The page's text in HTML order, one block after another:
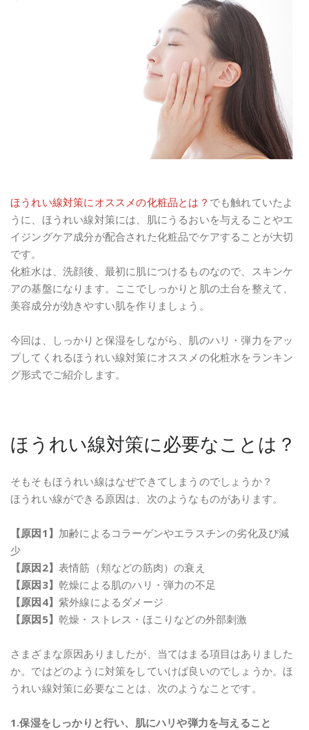
ほうれい線対策にオススメの化粧品とは？ でも触れていたよ
うに、ほうれい線対策には、肌にうるおいを与えることやエ
イジングケア成分が配合された化粧品でケアすることが大切
です。
化粧水は、洗顔後、最初に肌につけるものなので、スキンケ
アの基盤になります。ここでしっかりと肌の土台を整えて、
美容成分が効きやすい肌を作りましょう。
今回は、しっかりと保湿をしながら、肌のハリ・弾力をアッ
プしてくれるほうれい線対策にオススメの化粧水をランキン
グ形式でご紹介します。
ほうれい線対策に必要なことは？
そもそもほうれい線はなぜできてしまうのでしょうか？
ほうれい線ができる原因は、次のようなものがあります。
【原因1】 加齢によるコラーゲンやエラスチンの劣化及び減
少
【原因2】 表情筋（頬などの筋肉）の衰え
【原因3】 乾燥による肌のハリ・弾力の不足
【原因4】 紫外線によるダメージ
【原因5】 乾燥・ストレス・ほこりなどの外部刺激
さまざまな原因ありましたが、当てはまる項目はありました
か。ではどのように対策をしていけば良いのでしょうか。ほ
うれい線対策に必要なことは、次のようなことです。
1.保湿をしっかりと行い、肌にハリや弾力を与えること